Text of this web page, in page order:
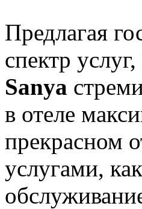
Предлагая
спектр услуг,
Sanya
в отеле
прекрасном
услугами,